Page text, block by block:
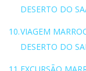
DESERTO DO
VIAGEM
DESERTO DO